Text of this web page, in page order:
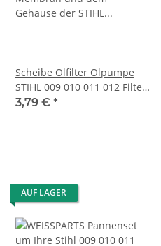
Scheibe Ölfilter Ölpumpe
STIHL 009 010 011 012 Filter
Halterung
3,79 € *
AUF LAGER